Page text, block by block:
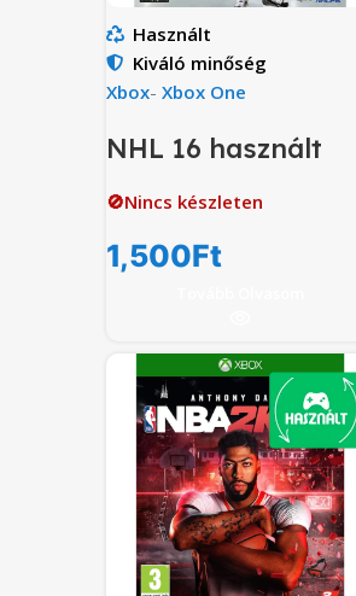
Használt
Kiváló minőség
Xbox- Xbox One
NHL 16 használt
🚫Nincs készleten
1,500Ft